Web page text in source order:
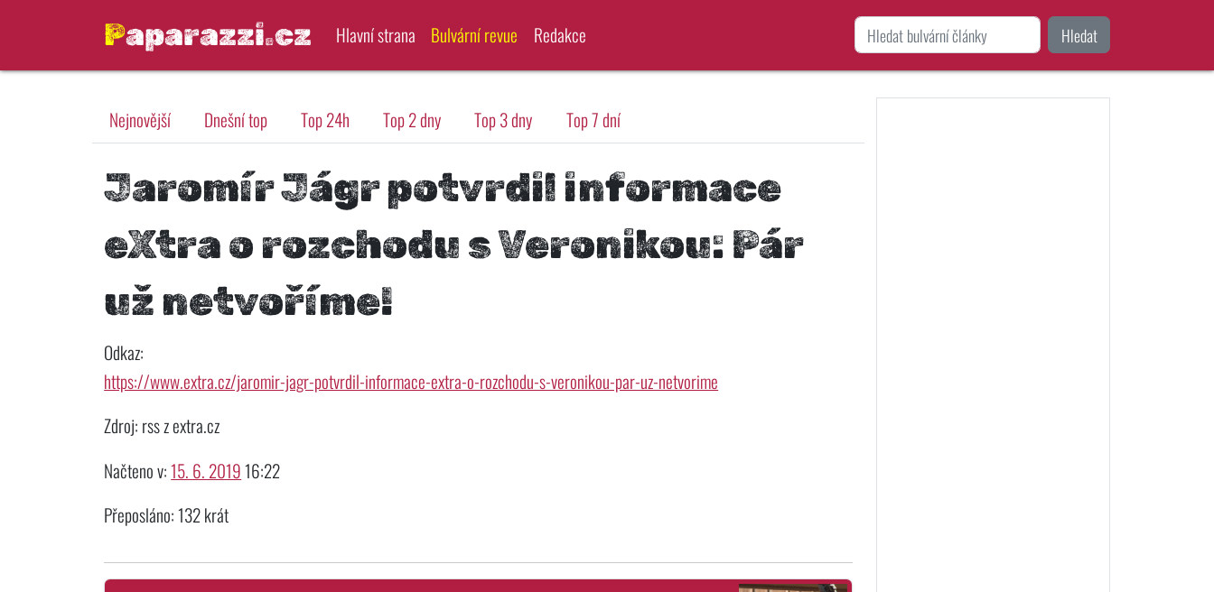
Paparazzi.cz Hlavní strana Bulvární revue Redakce Hledat
Nejnovější Dnešní top Top 24h Top 2 dny Top 3 dny Top 7 dní
Jaromír Jágr potvrdil informace
eXtra o rozchodu s Veronikou: Pár
už netvoříme!
Odkaz:
https://www.extra.cz/jaromir-jagr-potvrdil-informace-extra-o-rozchodu-s-veronikou-par-uz-netvorime
Zdroj: rss z extra.cz
Načteno v:15. 6. 201916:22
Přeposláno: 132 krát